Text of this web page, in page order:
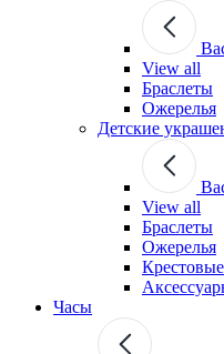
View all
Браслеты
Ожерелья
Детские
View all
Браслеты
Ожерелья
Часы